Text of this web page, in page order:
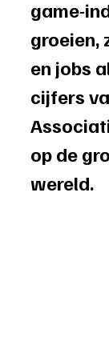
game-
groeien,
en jobs
cijfers
op de
wereld.